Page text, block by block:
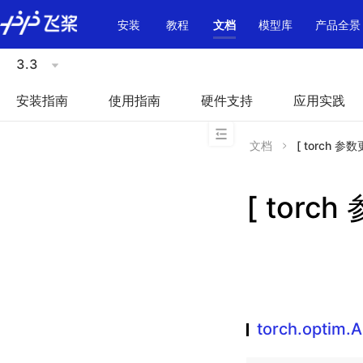
\u200E
安装
教程 文档 模型库 产品全景
3.3
安装指南 使用指南 硬件支持 应用实践
文档 [ torch 参数
[ torch